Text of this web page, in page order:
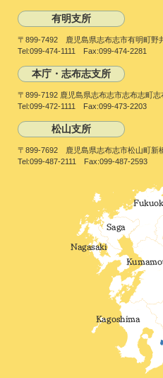
有明支所
〒899-7492 鹿児島県志布志市有明町野
Tel:099-474-1111 Fax:099-474-2281
本庁・志布志支所
〒899-7192 鹿児島県志布志市志布志町
Tel:099-472-1111 Fax:099-473-2203
松山支所
〒899-7692 鹿児島県志布志市松山町新
Tel:099-487-2111 Fax:099-487-2593